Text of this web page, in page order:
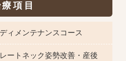
項目
ィメンテナンスコース
ートネック姿勢改善・産後